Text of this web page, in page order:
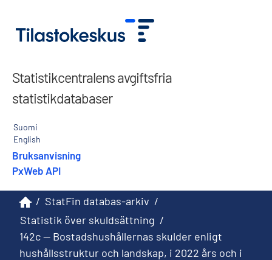
Statistikcentralens avgiftsfria
statistikdatabaser
Suomi
English
Bruksanvisning
PxWeb API
/ StatFin databas-arkiv /
Statistik över skuldsättning /
142c -- Bostadshushållernas skulder enligt
hushållsstruktur och landskap, i 2022 års och i